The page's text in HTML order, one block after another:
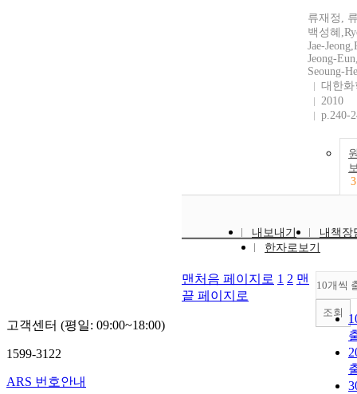
류재정,
백성혜
Jae-
Jeong-
Seoung-
대한화
2010
p.240-
3
내보내기
내책장
한자로보기
10개씩
조회
맨처음 페이지로 1 2 맨
끝 페이지로
고객센터 (평일: 09:00~18:00)
1599-3122
ARS 번호안내